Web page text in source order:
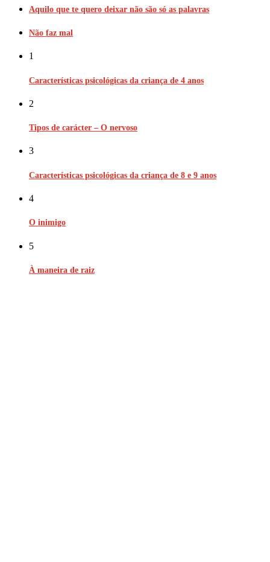
Aquilo que te quero deixar não são só as palavras
Não faz mal
1
Características psicológicas da criança de 4 anos
2
Tipos de carácter – O nervoso
3
Características psicológicas da criança de 8 e 9 anos
4
O inimigo
5
À maneira de raiz